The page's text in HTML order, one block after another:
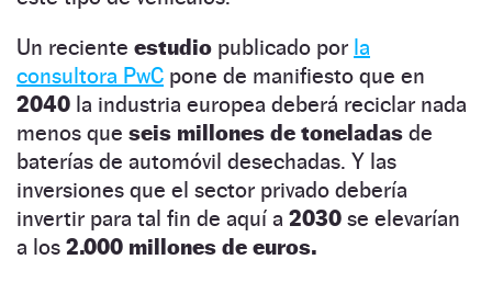
Un reciente estudio publicado por la
consultora PwC pone de manifiesto que en
2040 la industria europea deberá reciclar nada
menos que seis millones de toneladas de
baterías de automóvil desechadas. Y las
inversiones que el sector privado debería
invertir para tal fin de aquí a 2030 se elevarían
a los 2.000 millones de euros.